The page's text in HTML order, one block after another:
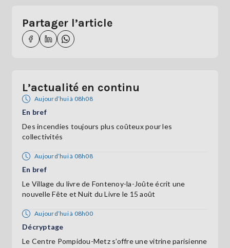
Partager l’article
L’actualité en continu
Aujourd’hui à 08h08
En bref
Des incendies toujours plus coûteux pour les
collectivités
Aujourd’hui à 08h08
En bref
Le Village du livre de Fontenoy-la-Joûte écrit une
nouvelle Fête et Nuit du Livre le 15 août
Aujourd’hui à 08h00
Décryptage
Le Centre Pompidou-Metz s’offre une vitrine parisienne